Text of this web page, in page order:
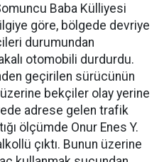
Baba Külliyesi
göre, bölgede devriye
durumundan
otomobili durdurdu.
geçirilen sürücünün
bekçiler olay yerine
adrese gelen trafik
ölçümde Onur Enes Y.
çıktı. Bunun üzerine